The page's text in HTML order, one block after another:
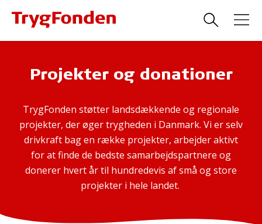
Projekter og donationer
TrygFonden støtter landsdækkende og regionale
projekter, der øger trygheden i Danmark. Vi er selv
drivkraft bag en række projekter, arbejder aktivt
for at finde de bedste samarbejdspartnere og
donerer hvert år til hundredevis af små og store
projekter i hele landet.